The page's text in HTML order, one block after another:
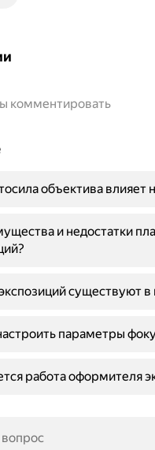
комментировать
объектива влияет
и недостатки
существуют в
параметры
работа оформителя